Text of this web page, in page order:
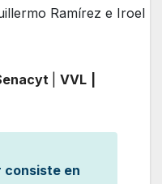
Ramírez e Iroel
VVL
consiste en